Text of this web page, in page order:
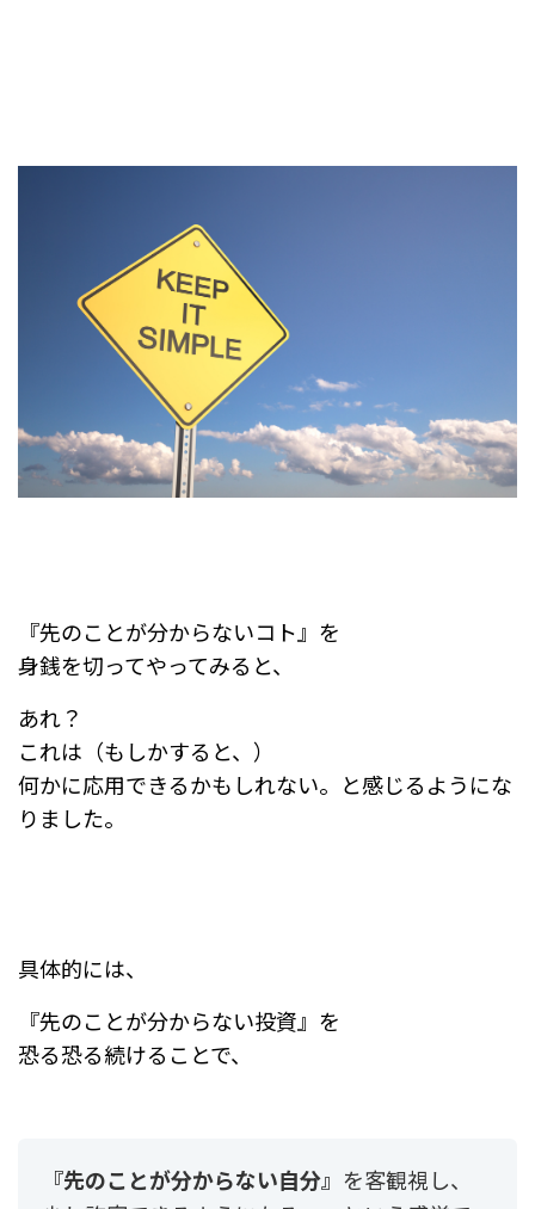
『先のことが分からないコト』を
身銭を切ってやってみると、
あれ？
これは（もしかすると、）
何かに応用できるかもしれない。と感じるようにな
りました。
具体的には、
『先のことが分からない投資』を
恐る恐る続けることで、
『先のことが分からない自分』 を客観視し、